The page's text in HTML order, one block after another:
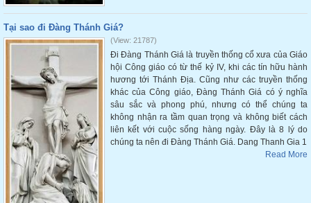
Tại sao đi Đàng Thánh Giá?
(View: 21787)
Đi Đàng Thánh Giá là truyền thống cổ xưa của Giáo
hội Công giáo có từ thế kỷ IV, khi các tín hữu hành
hương tới Thánh Địa. Cũng như các truyền thống
khác của Công giáo, Đàng Thánh Giá có ý nghĩa
sâu sắc và phong phú, nhưng có thể chúng ta
không nhận ra tầm quan trọng và không biết cách
liên kết với cuộc sống hàng ngày. Đây là 8 lý do
chúng ta nên đi Đàng Thánh Giá. Dang Thanh Gia 1
Read More